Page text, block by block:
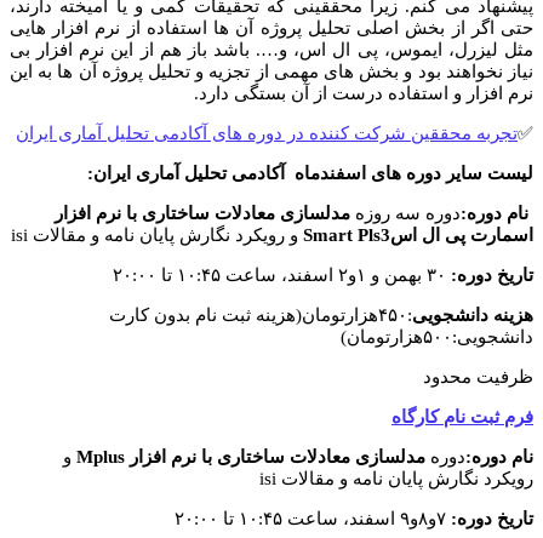
پیشنهاد می کنم. زیرا محققینی که تحقیقات کمی و یا آمیخته دارند،
حتی اگر از بخش اصلی تحلیل پروژه آن ها استفاده از نرم افزار هایی
مثل لیزرل، ایموس، پی ال اس، و…. باشد باز هم از این نرم افزار بی
نیاز نخواهند بود و بخش های مهمی از تجزیه و تحلیل پروژه آن ها به این
نرم افزار و استفاده درست از آن بستگی دارد.
✅تجربه محققین شرکت کننده در دوره های آکادمی تحلیل آماری ایران
لیست سایر دوره های اسفندماه آکادمی تحلیل آماری ایران:
نام دوره:دوره سه روزه مدلسازی معادلات ساختاری با نرم افزار
اسمارت پی ال اسSmart Pls3 و رویکرد نگارش پایان نامه و مقالات isi
تاریخ دوره:
هزینه دانشجویی
:۴۵۰هزارتومان(هزینه ثبت نام بدون کارت
دانشجویی:۵۰۰هزارتومان)
ظرفیت محدود
فرم ثبت نام کارگاه
نام دوره:دوره مدلسازی معادلات ساختاری با نرم افزار
و
رویکرد نگارش پایان نامه و مقالات isi
تاریخ دوره: